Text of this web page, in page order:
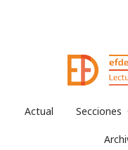
Actual Secciones